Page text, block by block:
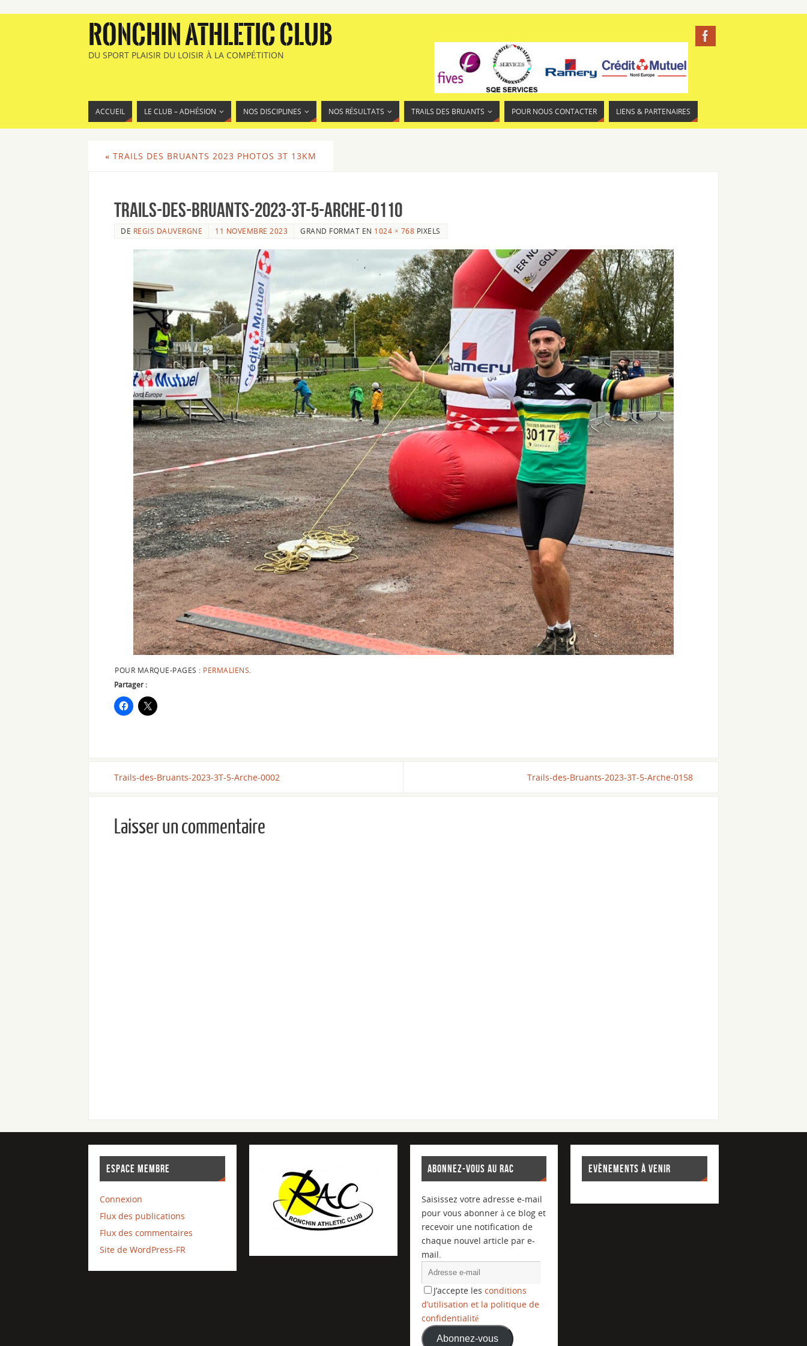
RONCHIN ATHLETIC CLUB
DU SPORT PLAISIR DU LOISIR À LA COMPÉTITION
ACCUEIL LE CLUB – ADHÉSION NOS DISCIPLINES NOS RÉSULTATS TRAILS DES BRUANTS POUR NOUS CONTACTER LIENS & PARTENAIRES
« TRAILS DES BRUANTS 2023 PHOTOS 3T 13KM
Trails-des-Bruants-2023-3T-5-Arche-0110
DE REGIS DAUVERGNE 11 NOVEMBRE 2023 GRAND FORMAT EN 1024 × 768 PIXELS
POUR MARQUE-PAGES : PERMALIENS
Partager :
Trails-des-Bruants-2023-3T-5-Arche-0002 Trails-des-Bruants-2023-3T-5-Arche-0158
Laisser un commentaire
ESPACE MEMBRE
Connexion
Flux des publications
Flux des commentaires
Site de WordPress-FR
ABONNEZ-VOUS AU RAC
Saisissez votre adresse e-mail
pour vous abonner à ce blog et
recevoir une notification de
chaque nouvel article par e-
mail.
J’accepte les conditions
d’utilisation et la politique de
confidentialité
Abonnez-vous
EVÈNEMENTS À VENIR